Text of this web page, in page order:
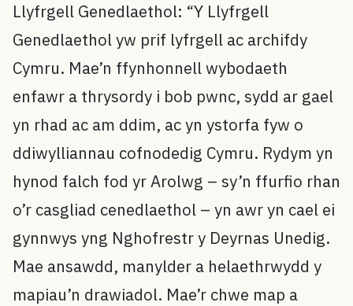
Llyfrgell Genedlaethol: “Y Llyfrgell
Genedlaethol yw prif lyfrgell ac archifdy
Cymru. Mae’n ffynhonnell wybodaeth
enfawr a thrysordy i bob pwnc, sydd ar gael
yn rhad ac am ddim, ac yn ystorfa fyw o
ddiwylliannau cofnodedig Cymru. Rydym yn
hynod falch fod yr Arolwg – sy’n ffurfio rhan
o’r casgliad cenedlaethol – yn awr yn cael ei
gynnwys yng Nghofrestr y Deyrnas Unedig.
Mae ansawdd, manylder a helaethrwydd y
mapiau’n drawiadol. Mae’r chwe map a